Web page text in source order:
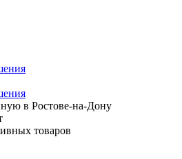
в Ростове-на-Дону
товаров